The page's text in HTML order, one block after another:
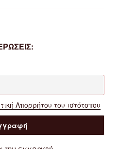
Απορρήτου του ιστότοπου